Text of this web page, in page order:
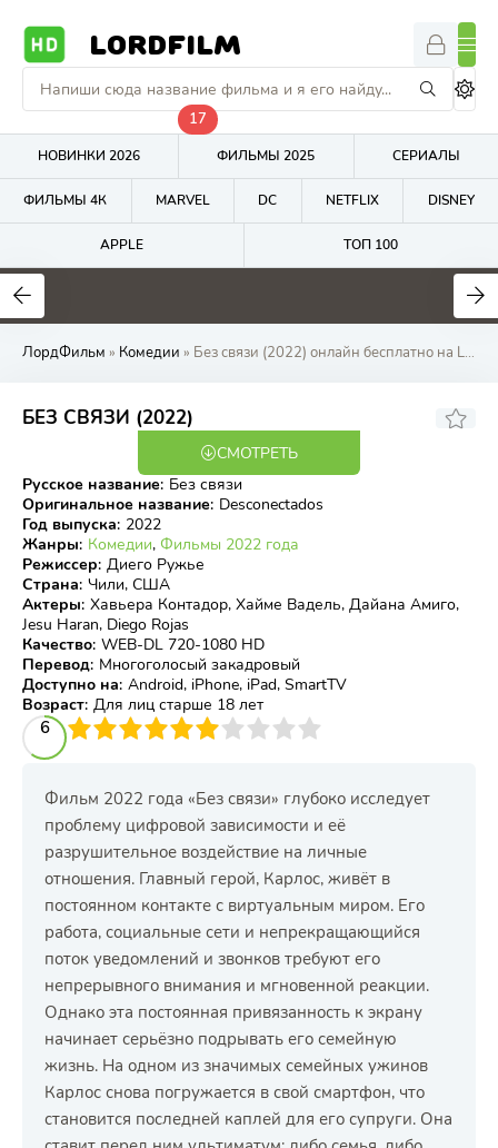
LORDFILM
НОВИНКИ 2026
17
ФИЛЬМЫ 2025 СЕРИАЛЫ
ФИЛЬМЫ 4К MARVEL DC NETFLIX DISNEY
APPLE ТОП 100
7.7
ЛордФильм » Комедии » Без связи (2022) онлайн бесплатно на LordFilm
БЕЗ СВЯЗИ (2022)
4.7
СМОТРЕТЬ
Русское название: Без связи
Оригинальное название: Desconectados
Год выпуска: 2022
Жанры: Комедии, Фильмы 2022 года
Режиссер: Диего Ружье
Страна: Чили, США
Актеры: Хавьера Контадор, Хайме Вадель, Дайана Амиго,
Jesu Haran, Diego Rojas
Качество: WEB-DL 720-1080 HD
Перевод: Многоголосый закадровый
Доступно на: Android, iPhone, iPad, SmartTV
Возраст: Для лиц старше 18 лет
6
4 5 6 7 8 9 10
Фильм 2022 года «Без связи» глубоко исследует
проблему цифровой зависимости и её
разрушительное воздействие на личные
отношения. Главный герой, Карлос, живёт в
постоянном контакте с виртуальным миром. Его
работа, социальные сети и непрекращающийся
поток уведомлений и звонков требуют его
непрерывного внимания и мгновенной реакции.
Однако эта постоянная привязанность к экрану
начинает серьёзно подрывать его семейную
жизнь. На одном из значимых семейных ужинов
Карлос снова погружается в свой смартфон, что
становится последней каплей для его супруги. Она